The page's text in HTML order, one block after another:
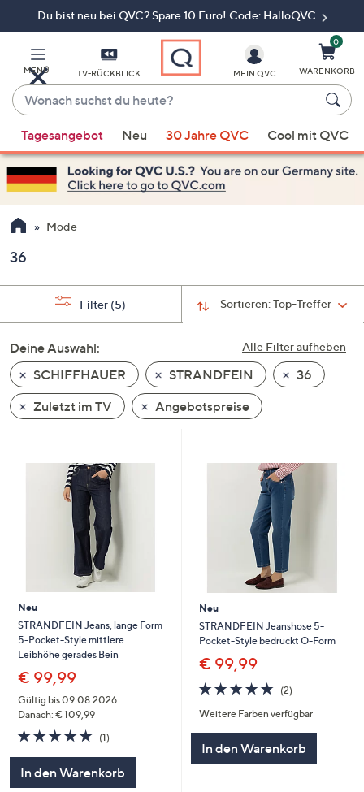
Du bist neu bei QVC? Spare 10 Euro! Code: HalloQVC
MENÜ TV-RÜCKBLICK
Wonach
suchst
du
heute?
Vorschläge
verfügbar
sind,
verwenden
Sie
Pfeiltasten
nach
und
nach
unten
oder
wischen
Sie
diese
anzuzeigen.
MEIN QVC
0
WARENKORB
Tagesangebot Neu 30 Jahre QVC Cool mit QVC
Mode
36
Sortieren:Top-Treffer
Filter (5)
Alle Filter aufheben
Deine Auswahl:
SCHIFFHAUER
STRANDFEIN
36
Zuletzt im TV
Angebotspreise
Neu
STRANDFEIN Jeans, lange Form
5-Pocket-Style mittlere
Leibhöhe gerades Bein
€ 99,99
Gültig bis 09.08.2026
Danach: € 109,99
5.0
von
(1)1
In den Warenkorb
Neu
STRANDFEIN Jeanshose 5-
Pocket-Style bedruckt O-Form
€ 99,99
5.0
von
5
(2)2
Weitere Farben verfügbar
In den Warenkorb